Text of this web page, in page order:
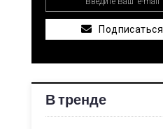
Подписаться
В тренде